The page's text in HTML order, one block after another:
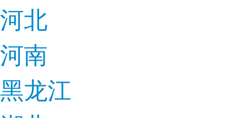
河北
河南
黑龙江